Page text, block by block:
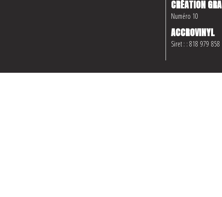
CRÉATION
Numéro 10
ACCROVINYL
Siret : : 818 979 858